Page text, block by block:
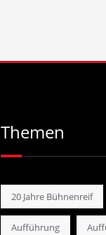
Themen
20 Jahre Bühnenreif
Aufführung